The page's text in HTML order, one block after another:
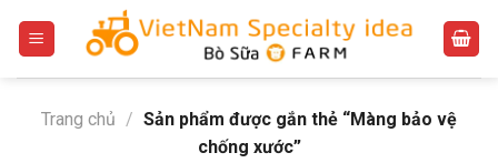
Trang chủ / Sản phẩm được gắn thẻ “Màng bảo vệ
chống xước”